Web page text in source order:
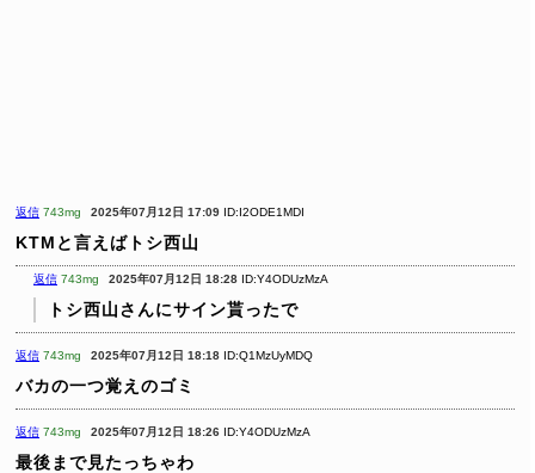
返信 743mg 2025年07月12日 17:09 ID:I2ODE1MDI
KTMと言えばトシ西山
返信 743mg 2025年07月12日 18:28 ID:Y4ODUzMzA
トシ西山さんにサイン貰ったで
返信 743mg 2025年07月12日 18:18 ID:Q1MzUyMDQ
バカの一つ覚えのゴミ
返信 743mg 2025年07月12日 18:26 ID:Y4ODUzMzA
最後まで見たっちゃわ